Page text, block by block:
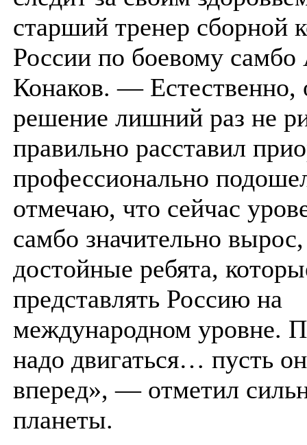
старший тренер сборной
России по боевому самбо
Конаков. — Естественно,
решение лишний раз не
правильно расставил
профессионально
отмечаю, что сейчас
самбо значительно вырос,
достойные ребята,
представлять Россию на
международном уровне.
надо двигаться… пусть
вперед», — отметил
планеты.